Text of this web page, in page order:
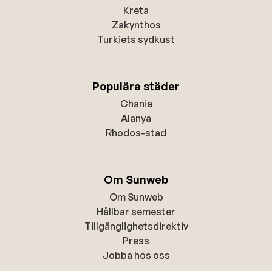
Kreta
Zakynthos
Turkiets sydkust
Populära städer
Chania
Alanya
Rhodos-stad
Om Sunweb
Om Sunweb
Hållbar semester
Tillgänglighetsdirektiv
Press
Jobba hos oss